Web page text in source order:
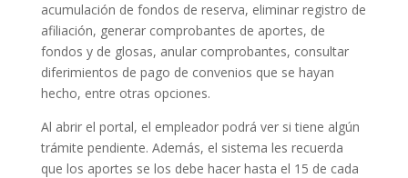
acumulación de fondos de reserva, eliminar registro de
afiliación, generar comprobantes de aportes, de
fondos y de glosas, anular comprobantes, consultar
diferimientos de pago de convenios que se hayan
hecho, entre otras opciones.
Al abrir el portal, el empleador podrá ver si tiene algún
trámite pendiente. Además, el sistema les recuerda
que los aportes se los debe hacer hasta el 15 de cada